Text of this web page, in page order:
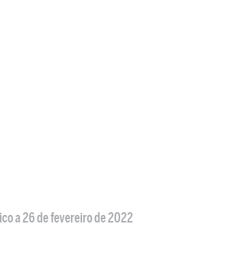
a 26 de fevereiro de 2022